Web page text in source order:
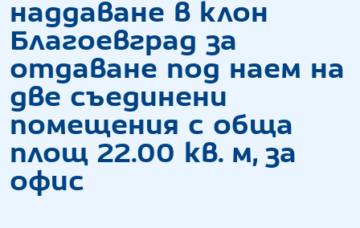
наддаване в клон
Благоевград за
отдаване под наем на
две съединени
помещения с обща
площ 22.00 кв. м, за
офис